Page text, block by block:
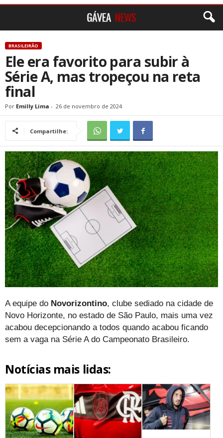
BRASILEIRÃO
Ele era favorito para subir à
Série A, mas tropeçou na reta
final
Por Emilly Lima - 26 de novembro de 2024
Compartilhe:
A equipe do Novorizontino, clube sediado na cidade de
Novo Horizonte, no estado de São Paulo, mais uma vez
acabou decepcionando a todos quando acabou ficando
sem a vaga na Série A do Campeonato Brasileiro.
Notícias mais lidas: